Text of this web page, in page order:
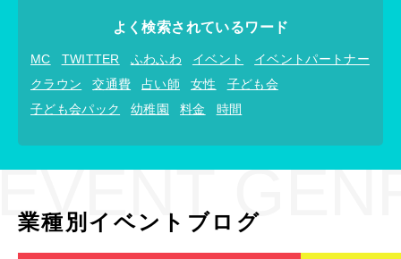
よく検索されているワード
MC TWITTER ふわふわ イベント
イベントパートナー
クラウン
交通費 占い師 女性
子ども会
子ども会パック
幼稚園 料金 時間
業種別イベントブログ